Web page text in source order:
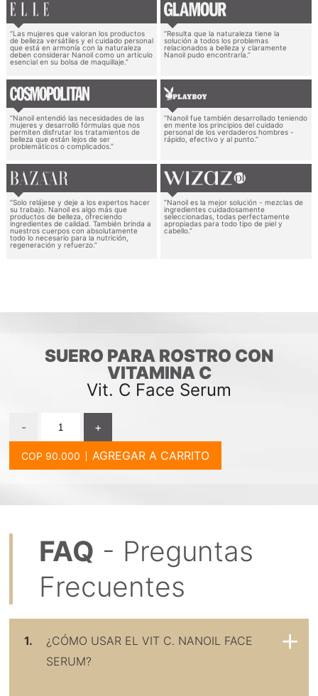
“Las mujeres que valoran los productos
de belleza versátiles y el cuidado personal
que está en armonía con la naturaleza
deben considerar Nanoil como un artículo
esencial en su bolsa de maquillaje.”
“Resulta que la naturaleza tiene la
solución a todos los problemas
relacionados a belleza y claramente
Nanoil pudo encontrarla.”
“Nanoil entendió las necesidades de las
mujeres y desarrolló fórmulas que nos
permiten disfrutar los tratamientos de
belleza que están lejos de ser
problemáticos o complicados.”
“Nanoil fue también desarrollado teniendo
en mente los principios del cuidado
personal de los verdaderos hombres -
rápido, efectivo y al punto.”
“Solo relájese y deje a los expertos hacer
su trabajo. Nanoil es algo más que
productos de belleza, ofreciendo
ingredientes de calidad. También brinda a
nuestros cuerpos con absolutamente
todo lo necesario para la nutrición,
regeneración y refuerzo.”
“Nanoil es la mejor solución - mezclas de
ingredientes cuidadosamente
seleccionadas, todas perfectamente
apropiadas para todo tipo de piel y
cabello.”
SUERO PARA ROSTRO CON
VITAMINA C
Vit. C Face Serum
-
+
AGREGAR A CARRITO
FAQ - Preguntas
Frecuentes
1.
¿CÓMO USAR EL VIT C. NANOIL FACE
SERUM?